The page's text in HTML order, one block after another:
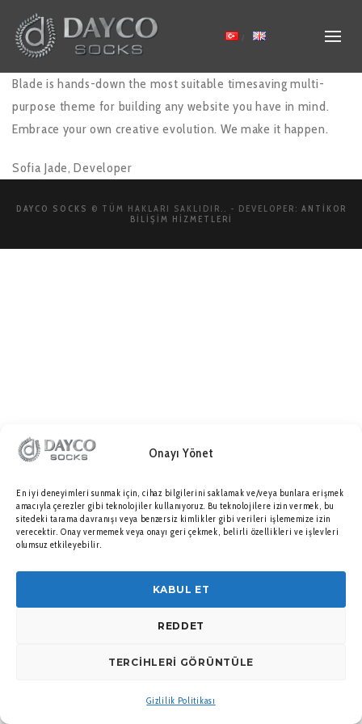
Onayı Yönet
En iyi deneyimleri sunmak için, cihaz bilgilerini saklamak ve/veya bunlara erişmek
amacıyla çerezler gibi teknolojiler kullanıyoruz. Bu teknolojilere izin vermek, bu
sitedeki tarama davranışı veya benzersiz kimlikler gibi verileri işlememize izin
verecektir. Onay vermemek veya onayı geri çekmek, belirli özellikleri ve işlevleri
olumsuz etkileyebilir.
KABUL ET
REDDET
TERCIHLERI GÖRÜNTÜLE
Gizlilik Politikası
Blade is hands-down the most suitable timesaving multi-
purpose theme for building any website you have in mind.
Embrace your own creative evolution. We make it happen.
Sofia Jade,Developer
DAYCO SOCKS © TÜM HAKLARI SAKLIDIR.. - DEVELOPER: ANTIKOR
BILIŞIM HIZMETLERI